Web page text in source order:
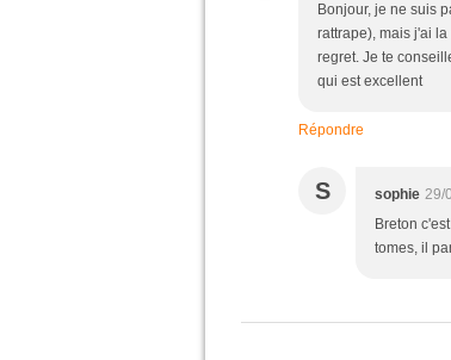
Bonjour, je ne suis
rattrape), mais j'ai
regret. Je te
qui est excellent
Répondre
S sophie 29/
Breton
tomes, il